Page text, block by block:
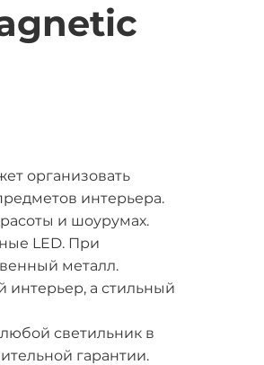
организовать
интерьера.
и шоурумах.
LED. При
металл.
а стильный
светильник в
гарантии.